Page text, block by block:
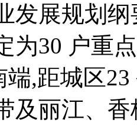
发展规划
为30 户重
,距城区
及丽江、